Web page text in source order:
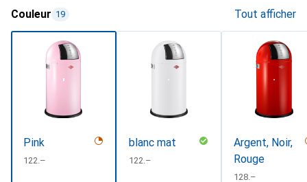
Couleur 19 Tout afficher
Pink
CHF
122.–
blanc mat
CHF
122.–
Argent, Noir,
Rouge
CHF
128.–